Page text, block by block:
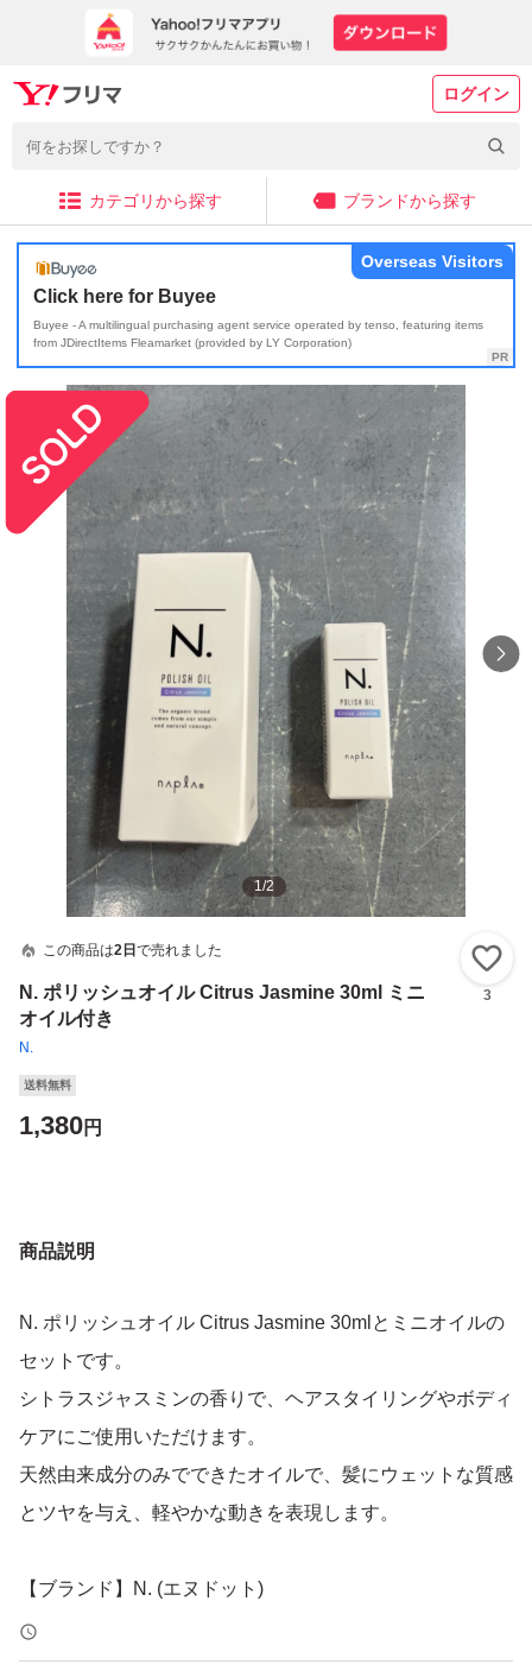
ログイン
カテゴリから探す ブランドから探す
Click here for Buyee
Buyee - A multilingual purchasing agent service operated by tenso, featuring items
from JDirectItems Fleamarket (provided by LY Corporation)
Overseas Visitors
1/2
この商品は2日 で売れました
N. ポリッシュオイル Citrus Jasmine 30ml ミニ
オイル付き
N.
3
送料無料
1,380円
商品説明
N. ポリッシュオイル Citrus Jasmine 30mlとミニオイルの
セットです。
シトラスジャスミンの香りで、ヘアスタイリングやボディ
ケアにご使用いただけます。
天然由来成分のみでできたオイルで、髪にウェットな質感
とツヤを与え、軽やかな動きを表現します。
【ブランド】N. (エヌドット)
【商品名】ポリッシュオイル Citrus Jasmine
【容量】30ml (ミニオイル付き)